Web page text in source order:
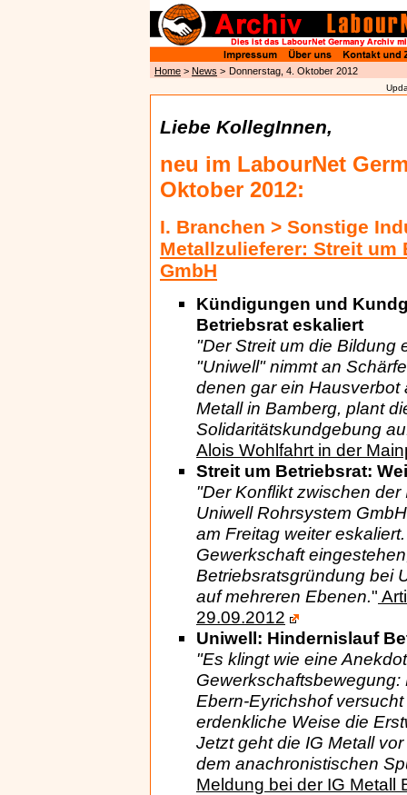
Home > News > Donnerstag, 4. Oktober 2012
Liebe KollegInnen,
neu im LabourNet
Oktober 2012:
I. Branchen > Sonstige
Metallzulieferer: Streit um
GmbH
Kündigungen und
Betriebsrat eskaliert
"Der Streit um die Bildung
"Uniwell" nimmt an
denen gar ein
Metall in Bamberg, plant
Solidaritätskundgebung
Alois Wohlfahrt in der
Streit um Betriebsrat:
"Der Konflikt zwischen
Uniwell Rohrsystem
am Freitag weiter
Gewerkschaft
Betriebsratsgründung bei
auf mehreren Ebenen."
29.09.2012
Uniwell: Hindernislauf
"Es klingt wie eine
Ebern-Eyrichshof
erdenkliche Weise die
Jetzt geht die IG Metall
dem anachronistischen
Meldung bei der IG Metall